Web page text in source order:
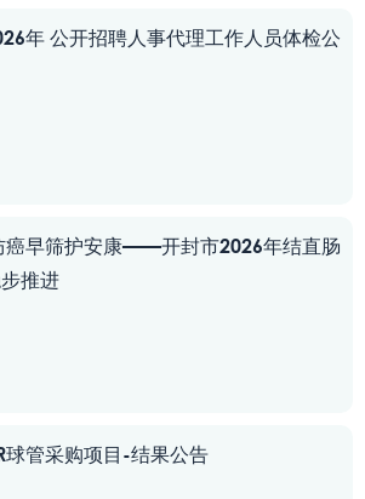
年 公开招聘人事代理工作人员体检公
癌早筛护安康——开封市2026年结直肠
推进
球管采购项目-结果公告